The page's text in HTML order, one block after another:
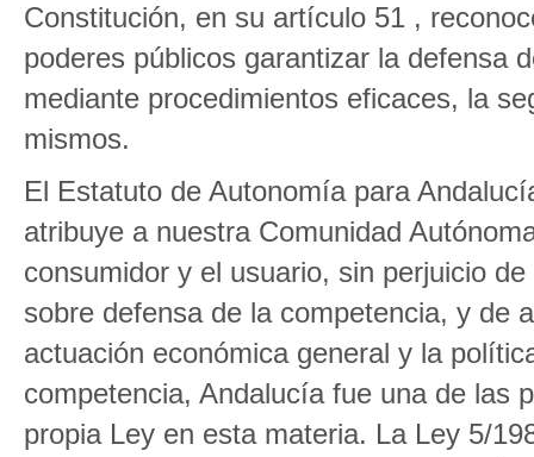
Constitución, en su artículo 51 ,
poderes públicos garantizar la defensa
mediante procedimientos eficaces, la
mismos.
El Estatuto de Autonomía para
atribuye a nuestra Comunidad
consumidor y el usuario, sin perjuicio
sobre defensa de la competencia, y de
actuación económica general y la
competencia, Andalucía fue una de las
propia Ley en esta materia. La Ley 5/